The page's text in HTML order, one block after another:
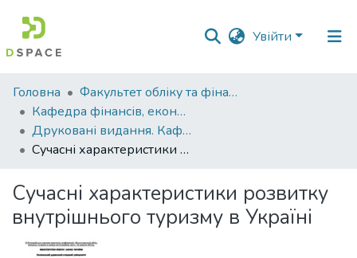
Увійти
Фонди
та
зібрання
Пошук за критеріями
Статистика
Головна
Факультет обліку та фінансів
Кафедра фінансів, економічних досліджень і туризму
Друковані видання. Кафедра фінансів, економічних досліджень і туризму
Сучасні характеристики розвитку внутрішнього туризму в Україні
Сучасні характеристики розвитку
внутрішнього туризму в Україні